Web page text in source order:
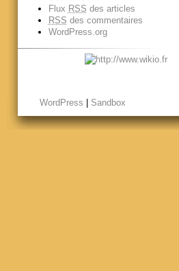
Flux RSS des articles
RSS des commentaires
WordPress.org
WordPress Sandbox